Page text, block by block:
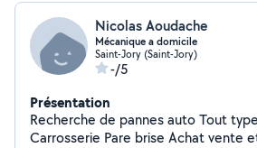
Nicolas Aoudache
Mécanique a domicile
Saint-Jory (Saint-Jory)
-/5
Présentation
Recherche de pannes auto Tout type de mécanique
Carrosserie Pare brise Achat